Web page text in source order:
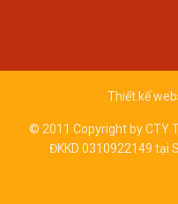
Thiết kế
© 2011 Copyright by CTY
ĐKKD 0310922149 tại